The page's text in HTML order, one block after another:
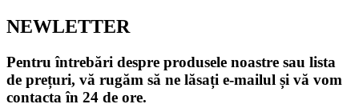
NEWLETTER
Pentru întrebări despre produsele noastre sau lista
de prețuri, vă rugăm să ne lăsați e-mailul și vă vom
contacta în 24 de ore.